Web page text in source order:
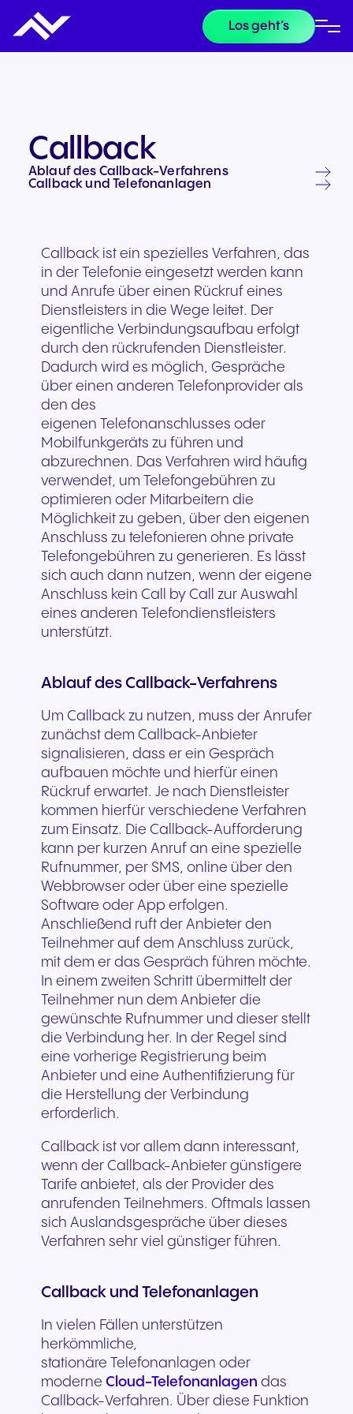
Los geht’s
Callback
Ablauf des Callback-Verfahrens
Callback und Telefonanlagen
Callback ist ein spezielles Verfahren, das
in der Telefonie eingesetzt werden kann
und Anrufe über einen Rückruf eines
Dienstleisters in die Wege leitet. Der
eigentliche Verbindungsaufbau erfolgt
durch den rückrufenden Dienstleister.
Dadurch wird es möglich, Gespräche
über einen anderen Telefonprovider als
den des
eigenen Telefonanschlusses oder
Mobilfunkgeräts zu führen und
abzurechnen. Das Verfahren wird häufig
verwendet, um Telefongebühren zu
optimieren oder Mitarbeitern die
Möglichkeit zu geben, über den eigenen
Anschluss zu telefonieren ohne private
Telefongebühren zu generieren. Es lässt
sich auch dann nutzen, wenn der eigene
Anschluss kein Call by Call zur Auswahl
eines anderen Telefondienstleisters
unterstützt.
Ablauf des Callback-Verfahrens
Um Callback zu nutzen, muss der Anrufer
zunächst dem Callback-Anbieter
signalisieren, dass er ein Gespräch
aufbauen möchte und hierfür einen
Rückruf erwartet. Je nach Dienstleister
kommen hierfür verschiedene Verfahren
zum Einsatz. Die Callback-Aufforderung
kann per kurzen Anruf an eine spezielle
Rufnummer, per SMS, online über den
Webbrowser oder über eine spezielle
Software oder App erfolgen.
Anschließend ruft der Anbieter den
Teilnehmer auf dem Anschluss zurück,
mit dem er das Gespräch führen möchte.
In einem zweiten Schritt übermittelt der
Teilnehmer nun dem Anbieter die
gewünschte Rufnummer und dieser stellt
die Verbindung her. In der Regel sind
eine vorherige Registrierung beim
Anbieter und eine Authentifizierung für
die Herstellung der Verbindung
erforderlich.
Callback ist vor allem dann interessant,
wenn der Callback-Anbieter günstigere
Tarife anbietet, als der Provider des
anrufenden Teilnehmers. Oftmals lassen
sich Auslandsgespräche über dieses
Verfahren sehr viel günstiger führen.
Callback und Telefonanlagen
In vielen Fällen unterstützen
herkömmliche,
stationäre Telefonanlagen oder
moderne Cloud-Telefonanlagen das
Callback-Verfahren. Über diese Funktion